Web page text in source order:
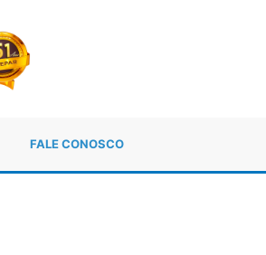
FALE CONOSCO